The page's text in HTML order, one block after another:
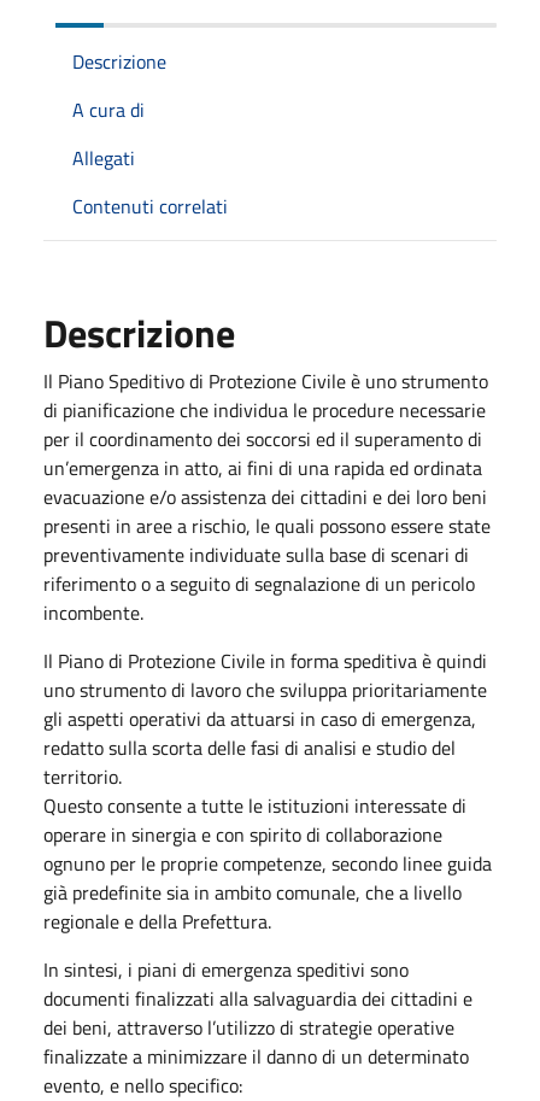
Descrizione
A cura di
Allegati
Contenuti correlati
Descrizione
Il Piano Speditivo di Protezione Civile è uno strumento
di pianificazione che individua le procedure necessarie
per il coordinamento dei soccorsi ed il superamento di
un’emergenza in atto, ai fini di una rapida ed ordinata
evacuazione e/o assistenza dei cittadini e dei loro beni
presenti in aree a rischio, le quali possono essere state
preventivamente individuate sulla base di scenari di
riferimento o a seguito di segnalazione di un pericolo
incombente.
Il Piano di Protezione Civile in forma speditiva è quindi
uno strumento di lavoro che sviluppa prioritariamente
gli aspetti operativi da attuarsi in caso di emergenza,
redatto sulla scorta delle fasi di analisi e studio del
territorio.
Questo consente a tutte le istituzioni interessate di
operare in sinergia e con spirito di collaborazione
ognuno per le proprie competenze, secondo linee guida
già predefinite sia in ambito comunale, che a livello
regionale e della Prefettura.
In sintesi, i piani di emergenza speditivi sono
documenti finalizzati alla salvaguardia dei cittadini e
dei beni, attraverso l’utilizzo di strategie operative
finalizzate a minimizzare il danno di un determinato
evento, e nello specifico: